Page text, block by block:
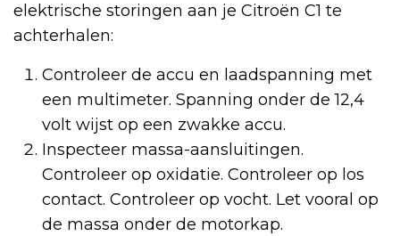
elektrische storingen aan je Citroën C1 te
achterhalen:
Controleer de accu en laadspanning met
een multimeter. Spanning onder de 12,4
volt wijst op een zwakke accu.
Inspecteer massa-aansluitingen.
Controleer op oxidatie. Controleer op los
contact. Controleer op vocht. Let vooral op
de massa onder de motorkap.